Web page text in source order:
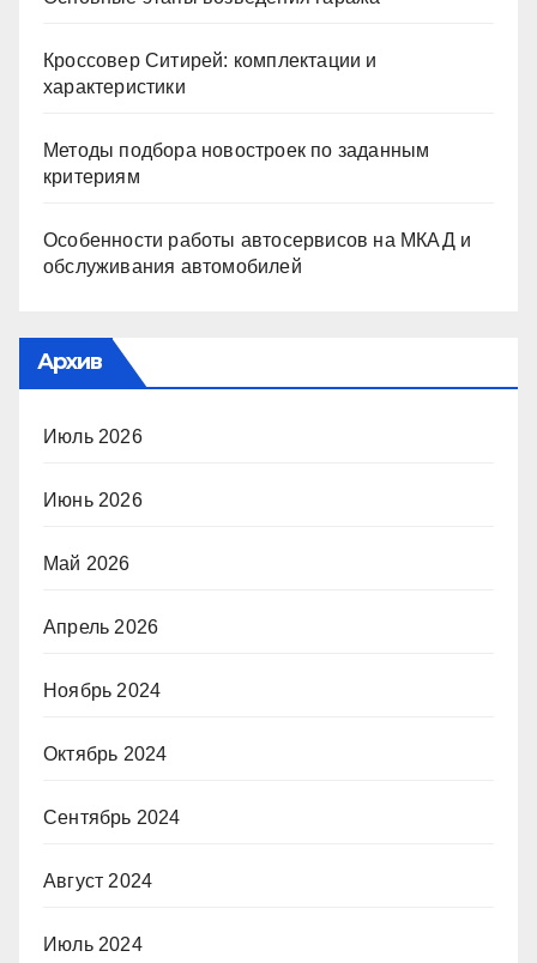
Кроссовер Ситирей: комплектации и
характеристики
Методы подбора новостроек по заданным
критериям
Особенности работы автосервисов на МКАД и
обслуживания автомобилей
Архив
Июль 2026
Июнь 2026
Май 2026
Апрель 2026
Ноябрь 2024
Октябрь 2024
Сентябрь 2024
Август 2024
Июль 2024